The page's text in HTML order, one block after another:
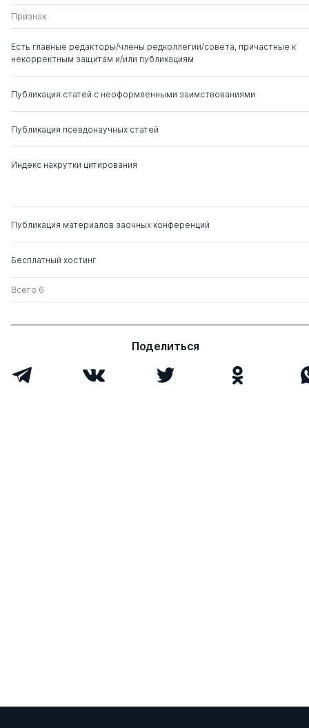
Признак
Есть главные редакторы/члены редколлегии/совета, причастные к
некорректным защитам и/или публикациям
Публикация статей с неоформленными заимствованиями
Публикация псевдонаучных статей
Индекс накрутки цитирования
Публикация материалов заочных конференций
Бесплатный хостинг
Всего 6
Поделиться